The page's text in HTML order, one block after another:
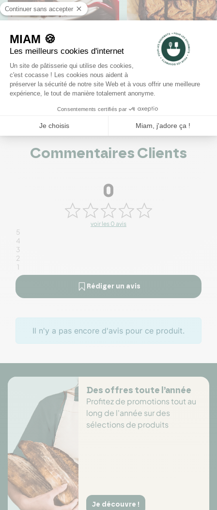
Gâteau chocolat
piment
RECETTES
Brownie au
chocolat et au
beurre de
Commentaires Clients
0
voir les 0 avis
5
4
3
2
1
Rédiger un avis
Il n'y a pas encore d'avis pour ce produit.
Des offres toute l’année
Profitez de promotions tout au
long de l'année sur des
sélections de produits
Je découvre !